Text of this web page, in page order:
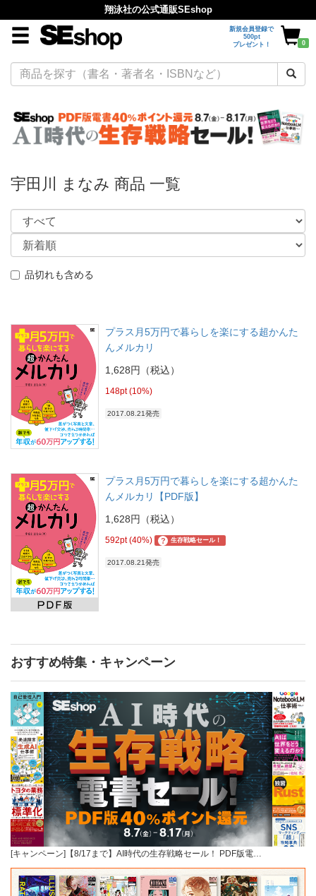
翔泳社の公式通販SEshop
新規会員登録で
500pt
プレゼント！
0
宇田川 まなみ 商品 一覧
品切れも含める
プラス月5万円で暮らしを楽にする超かんた
んメルカリ
1,628円（税込）
148pt (10%)
2017.08.21発売
プラス月5万円で暮らしを楽にする超かんた
んメルカリ【PDF版】
1,628円（税込）
592pt (40%) ? 生存戦略セール！
2017.08.21発売
おすすめ特集・キャンペーン
[キャンペーン]【8/17まで】AI時代の生存戦略セール！ PDF版電…